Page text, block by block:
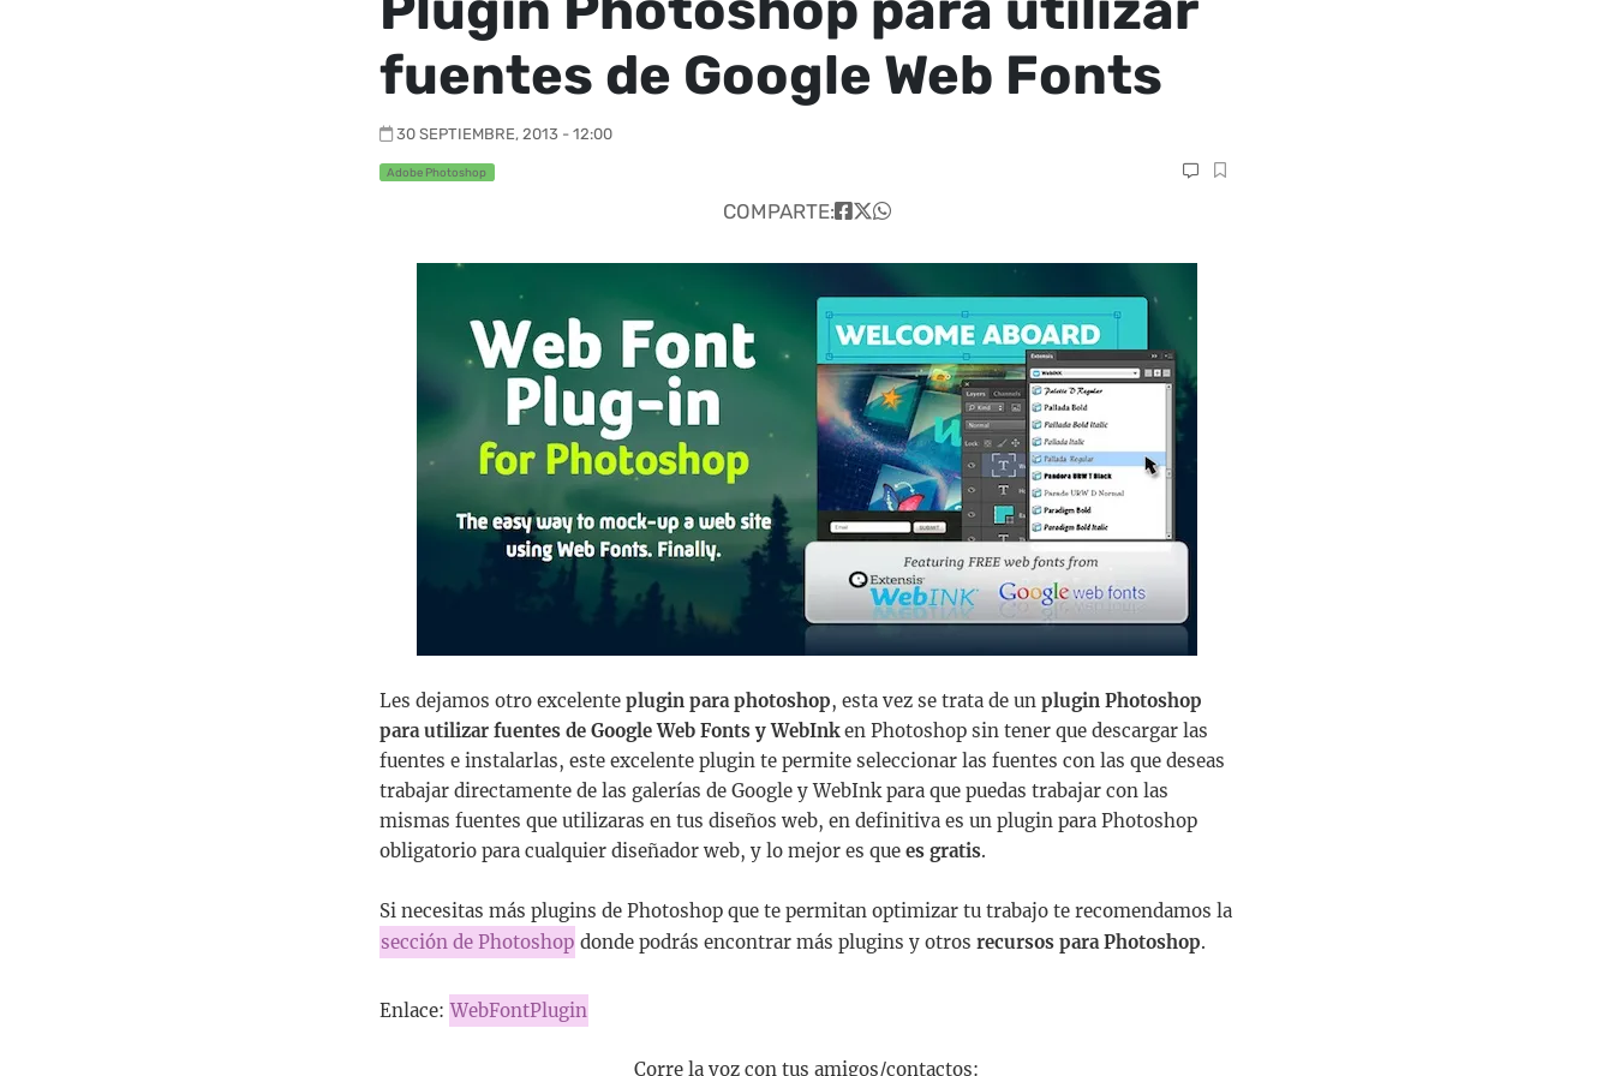
fuentes de Google Web Fonts
30 SEPTIEMBRE, 2013 - 12:00
Adobe Photoshop
COMPARTE:
Les dejamos otro excelente plugin para photoshop, esta vez se trata de un plugin Photoshop
para utilizar fuentes de Google Web Fonts y WebInken Photoshop sin tener que descargar las
fuentes e instalarlas, este excelente plugin te permite seleccionar las fuentes con las que deseas
trabajar directamente de las galerías de Google y WebInk para que puedas trabajar con las
mismas fuentes que utilizaras en tus diseños web, en definitiva es un plugin para Photoshop
obligatorio para cualquier diseñador web, y lo mejor es que es gratis.
Si necesitas más plugins de Photoshop que te permitan optimizar tu trabajo te recomendamos la
sección de Photoshop donde podrás encontrar más plugins y otros recursos para Photoshop.
Enlace: WebFontPlugin
Corre la voz con tus amigos/contactos: